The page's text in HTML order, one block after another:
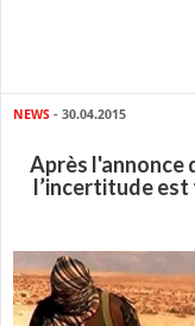
NEWS - 30.04.2015
Après l'annonce
l’incertitude